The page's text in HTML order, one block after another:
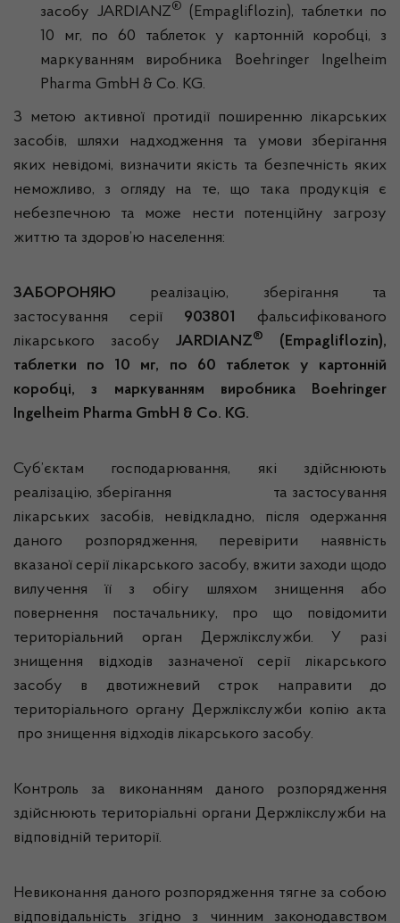
засобу JARDIANZ® (Empagliflozin), таблетки по
10 мг, по 60 таблеток у картонній коробці, з
маркуванням виробника Boehringer Ingelheim
Pharma GmbH & Co. KG.
З метою активної протидії поширенню лікарських
засобів, шляхи надходження та умови зберігання
яких невідомі, визначити якість та безпечність яких
неможливо, з огляду на те, що така продукція є
небезпечною та може нести потенційну загрозу
життю та здоров’ю населення:
ЗАБОРОНЯЮ реалізацію, зберігання та
застосування серії 903801 фальсифікованого
лікарського засобу JARDIANZ®
(Empagliflozin),
таблетки по 10 мг, по 60 таблеток у картонній
коробці, з маркуванням виробника Boehringer
Ingelheim Pharma GmbH & Co. KG.
Суб’єктам господарювання, які здійснюють
реалізацію, зберігання та застосування
лікарських засобів, невідкладно, після одержання
даного розпорядження, перевірити наявність
вказаної серії лікарського засобу, вжити заходи щодо
вилучення її з обігу шляхом знищення або
повернення постачальнику, про що повідомити
територіальний орган Держлікслужби. У разі
знищення відходів зазначеної серії лікарського
засобу в двотижневий строк направити до
територіального органу Держлікслужби копію акта
про знищення відходів лікарського засобу.
Контроль за виконанням даного розпорядження
здійснюють територіальні органи Держлікслужби на
відповідній території.
Невиконання даного розпорядження тягне за собою
відповідальність згідно з чинним законодавством